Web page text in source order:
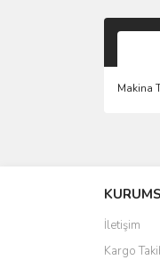
Makina
İletişim
Kargo